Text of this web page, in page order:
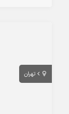
تهران